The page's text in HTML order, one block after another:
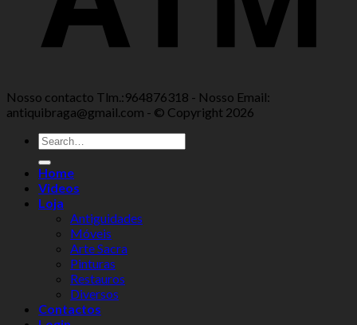
Nosso contacto Tlm.:964876318 - Nosso Email:
antiquibraga@gmail.com - © Copyright 2026
Home
Videos
Loja
Antiguidades
Móveis
Arte Sacra
Pinturas
Restauros
Diversos
Contactos